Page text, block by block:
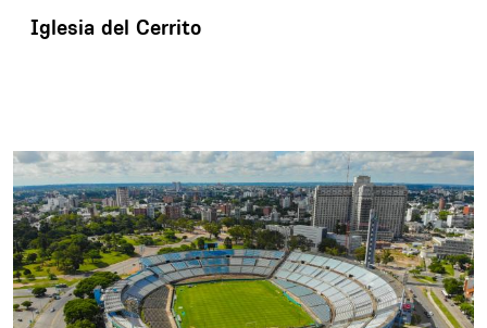
Iglesia del Cerrito